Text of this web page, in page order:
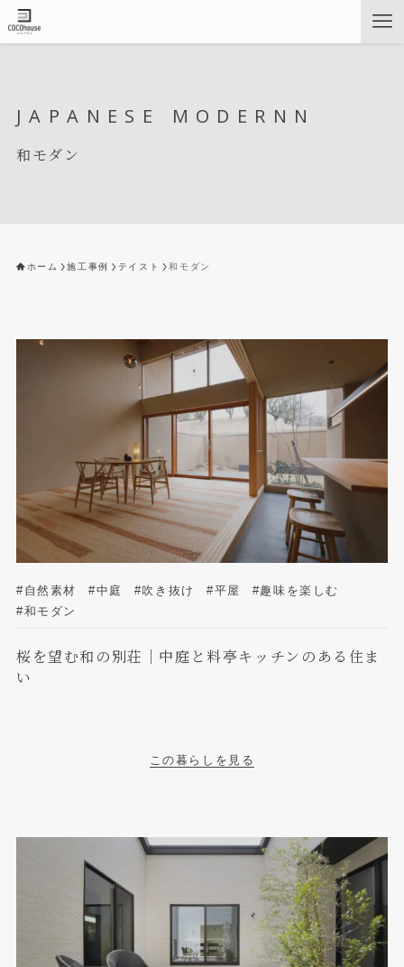
和モダン
JAPANESE MODERNN
ホーム 施工事例 テイスト 和モダン
#自然素材 #中庭 #吹き抜け #平屋
#趣味を楽しむ
#和モダン
桜を望む和の別荘｜中庭と料亭キッチンのある住ま
い
この暮らしを見る